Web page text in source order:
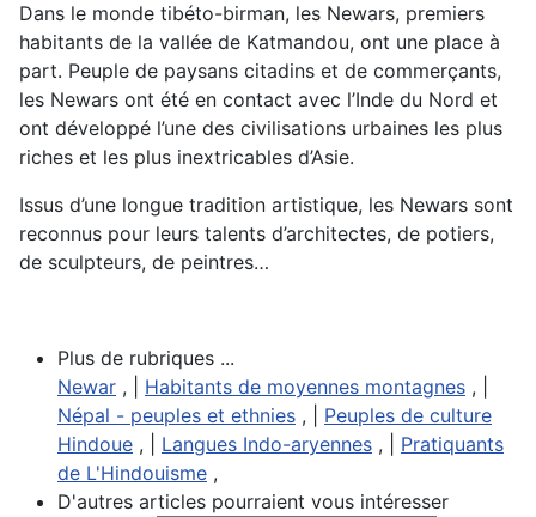
Dans le monde tibéto-birman, les Newars, premiers
habitants de la vallée de Katmandou, ont une place à
part. Peuple de paysans citadins et de commerçants,
les Newars ont été en contact avec l’Inde du Nord et
ont développé l’une des civilisations urbaines les plus
riches et les plus inextricables d’Asie.
Issus d’une longue tradition artistique, les Newars sont
reconnus pour leurs talents d’architectes, de potiers,
de sculpteurs, de peintres…
Plus de rubriques ...
Newar , | Habitants de moyennes montagnes , |
Népal - peuples et ethnies , | Peuples de culture
Hindoue , | Langues Indo-aryennes , | Pratiquants
de L'Hindouisme ,
D'autres articles pourraient vous intéresser